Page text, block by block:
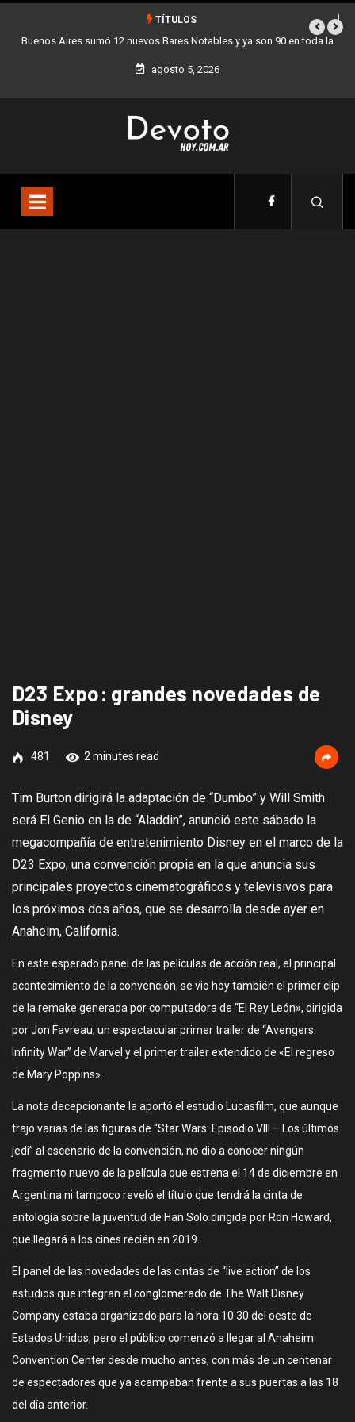
TÍTULOS
Aires sumó 12 nuevos Bares Notables y ya son 90 en toda la
Ciudad
Los
agosto 5, 2026
D23 Expo: grandes novedades de
Disney
481 2 minutes read
Tim Burton dirigirá la adaptación de “Dumbo” y Will Smith
será El Genio en la de “Aladdin”, anunció este sábado la
megacompañía de entretenimiento Disney en el marco de la
D23 Expo, una convención propia en la que anuncia sus
principales proyectos cinematográficos y televisivos para
los próximos dos años, que se desarrolla desde ayer en
Anaheim, California.
En este esperado panel de las películas de acción real, el principal
acontecimiento de la convención, se vio hoy también el primer clip
de la remake generada por computadora de “El Rey León», dirigida
por Jon Favreau; un espectacular primer trailer de “Avengers:
Infinity War” de Marvel y el primer trailer extendido de «El regreso
de Mary Poppins».
La nota decepcionante la aportó el estudio Lucasfilm, que aunque
trajo varias de las figuras de “Star Wars: Episodio VIII – Los últimos
jedi” al escenario de la convención, no dio a conocer ningún
fragmento nuevo de la película que estrena el 14 de diciembre en
Argentina ni tampoco reveló el título que tendrá la cinta de
antología sobre la juventud de Han Solo dirigida por Ron Howard,
que llegará a los cines recién en 2019.
El panel de las novedades de las cintas de “live action” de los
estudios que integran el conglomerado de The Walt Disney
Company estaba organizado para la hora 10.30 del oeste de
Estados Unidos, pero el público comenzó a llegar al Anaheim
Convention Center desde mucho antes, con más de un centenar
de espectadores que ya acampaban frente a sus puertas a las 18
del día anterior.